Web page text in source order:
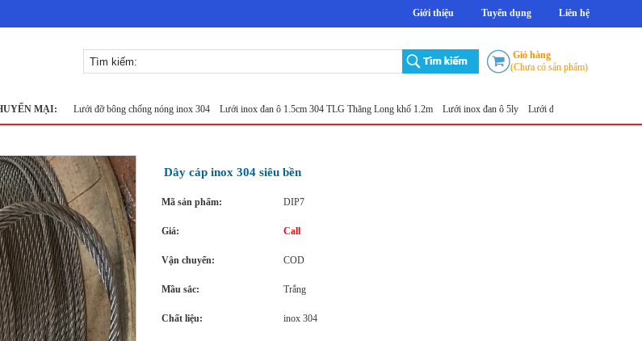
Giới thiệu Tuyển dụng Liên hệ
Giỏ hàng
(Chưa có sản phẩm)
MẠI:
Bắc Lưới đỡ bông chống nóng inox 304 Lưới inox đan ô 1.5cm 304 TLG Thăng Long khổ 1.2m Lưới inox đan ô 5ly Lưới đục lỗ tròn
Dây cáp inox 304 siêu bền
Mã sản phẩm: DIP7
Giá: Call
Vận chuyển: COD
Mầu sắc: Trắng
Chất liệu: inox 304